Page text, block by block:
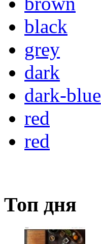
black
grey
dark
dark-blue
red
red
Топ дня